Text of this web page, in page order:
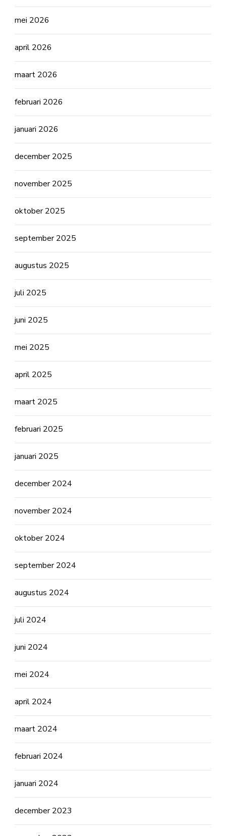
mei 2026
april 2026
maart 2026
februari 2026
januari 2026
december 2025
november 2025
oktober 2025
september 2025
augustus 2025
juli 2025
juni 2025
mei 2025
april 2025
maart 2025
februari 2025
januari 2025
december 2024
november 2024
oktober 2024
september 2024
augustus 2024
juli 2024
juni 2024
mei 2024
april 2024
maart 2024
februari 2024
januari 2024
december 2023